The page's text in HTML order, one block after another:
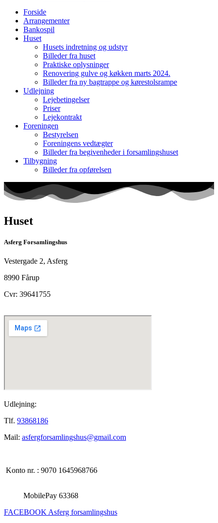
Forside
Arrangementer
Bankospil
Huset
Husets indretning og udstyr
Billeder fra huset
Praktiske oplysninger
Renovering gulve og køkken marts 2024.
Billeder fra ny bagtrappe og kørestolsrampe
Udlejning
Lejebetingelser
Priser
Lejekontrakt
Foreningen
Bestyrelsen
Foreningens vedtægter
Billeder fra begivenheder i forsamlingshuset
Tilbygning
Billeder fra opførelsen
Huset
Asferg Forsamlingshus
Vestergade 2, Asferg
8990 Fårup
Cvr: 39641755
Udlejning:
Tlf. 93868186
Mail: asfergforsamlingshus@gmail.com
Konto nr. : 9070 1645968766
MobilePay 63368
FACEBOOK Asferg forsamlingshus